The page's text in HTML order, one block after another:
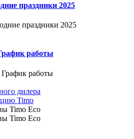
праздники 2025
работы